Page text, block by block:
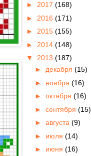
► 2017 (168)
► 2016 (171)
► 2015 (155)
► 2014 (148)
▼ 2013 (187)
► декабря (15)
► ноября (16)
► октября (16)
► сентября (15)
► августа (9)
► июля (14)
► июня (16)